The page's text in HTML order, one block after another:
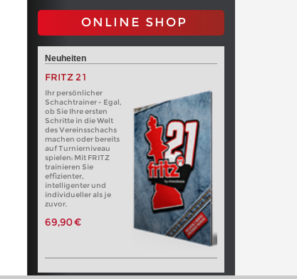
ONLINE SHOP
Neuheiten
FRITZ 21
Ihr persönlicher
Schachtrainer - Egal,
ob Sie Ihre ersten
Schritte in die Welt
des Vereinsschachs
machen oder bereits
auf Turnierniveau
spielen: Mit FRITZ
trainieren Sie
effizienter,
intelligenter und
individueller als je
zuvor.
69,90 €